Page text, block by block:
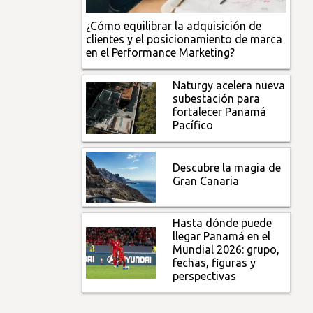
¿Cómo equilibrar la adquisición de
clientes y el posicionamiento de marca
en el Performance Marketing?
Naturgy acelera nueva
subestación para
fortalecer Panamá
Pacífico
Descubre la magia de
Gran Canaria
Hasta dónde puede
llegar Panamá en el
Mundial 2026: grupo,
fechas, figuras y
perspectivas